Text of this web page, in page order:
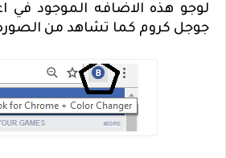
لوجو هذه الاضافه الموجود
جوجل كروم كما تشاهد من